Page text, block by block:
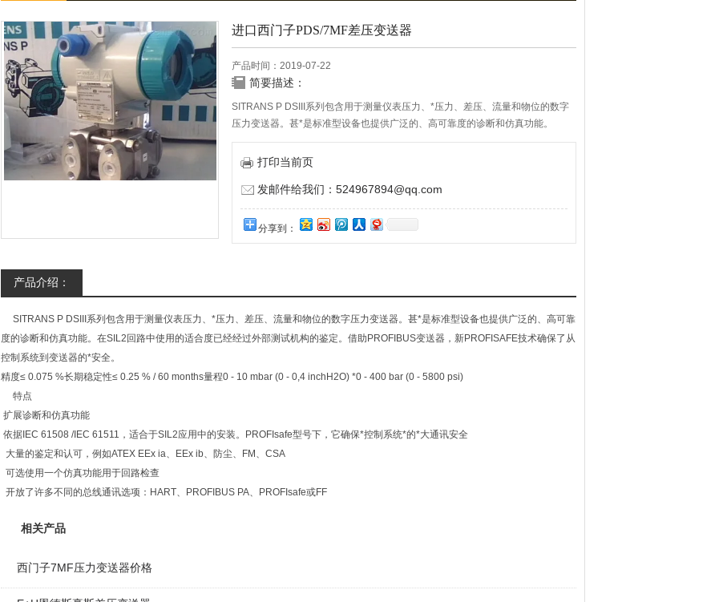
进口西门子PDS/7MF差压变送器
产品时间：2019-07-22
简要描述：
SITRANS P DSIII系列包含用于测量仪表压力、*压力、差压、流量和物位的数字
压力变送器。甚*是标准型设备也提供广泛的、高可靠度的诊断和仿真功能。
打印当前页
发邮件给我们：524967894@qq.com
分享到：
产品介绍：
SITRANS P DSIII系列包含用于测量仪表压力、*压力、差压、流量和物位的数字压力变送器。甚*是标准型设备也提供广泛的、高可靠
度的诊断和仿真功能。在SIL2回路中使用的适合度已经经过外部测试机构的鉴定。借助PROFIBUS变送器，新PROFISAFE技术确保了从
控制系统到变送器的*安全。
精度≤ 0.075 %长期稳定性≤ 0.25 % / 60 months量程0 - 10 mbar (0 - 0,4 inchH2O) *0 - 400 bar (0 - 5800 psi)
特点
扩展诊断和仿真功能
依据IEC 61508 /IEC 61511，适合于SIL2应用中的安装。PROFIsafe型号下，它确保*控制系统*的*大通讯安全
大量的鉴定和认可，例如ATEX EEx ia、EEx ib、防尘、FM、CSA
可选使用一个仿真功能用于回路检查
开放了许多不同的总线通讯选项：HART、PROFIBUS PA、PROFIsafe或FF
相关产品
西门子7MF压力变送器价格